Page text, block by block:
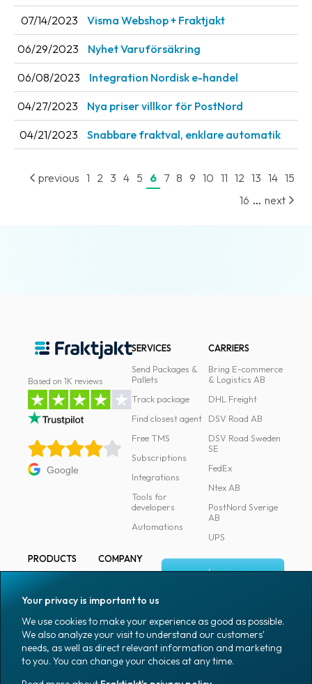
dangerous
content
07/14/2023 Visma Webshop + Fraktjakt
06/29/2023 Nyhet Varuförsäkring
06/08/2023 Integration Nordisk e-handel
04/27/2023 Nya priser villkor för PostNord
04/21/2023 Snabbare fraktval, enklare automatik
previous 1 2 3 4 5 6 7 8 9 10 11 12 13 14 15
16 ... next
Based on 1K reviews
Google
SERVICES
Send Packages &
Pallets
Track package
Find closest agent
Free TMS
Subscriptions
Integrations
Tools for
developers
Automations
CARRIERS
Bring E-commerce
& Logistics AB
DHL Freight
DSV Road AB
DSV Road Sweden
SE
FedEx
Ntex AB
PostNord Sverige
AB
UPS
PRODUCTS
Marking
Packaging
Packaging
accessories
Office goods
COMPANY
Media
Coworkers
Job & career
News archive
Log in
Sign up
Your privacy is important to us
We use cookies to make your experience as good as possible.
We also analyze your visit to understand our customers'
needs, as well as direct relevant information and marketing
to you. You can change your choices at any time.